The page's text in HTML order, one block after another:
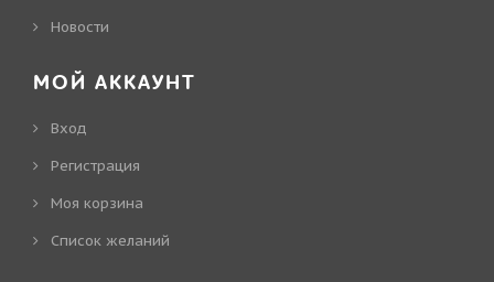
Новости
МОЙ АККАУНТ
Вход
Регистрация
Моя корзина
Cписок желаний